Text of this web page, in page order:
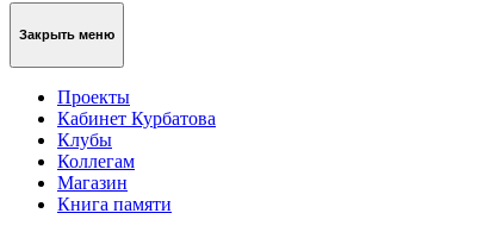
Закрыть меню
Проекты
Кабинет Курбатова
Клубы
Коллегам
Магазин
Книга памяти